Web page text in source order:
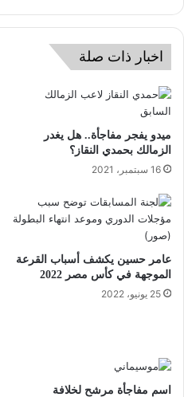
اخبار ذات صلة
ميدو يفجر مفاجأة.. هل يغدر
الزمالك بحمدي النقاز؟
16 سبتمبر، 2021
عامر حسين يكشف أسباب القرعة
الموجهة في كأس مصر 2022
25 يونيو، 2022
اسم مفاجأة مرشح لخلافة